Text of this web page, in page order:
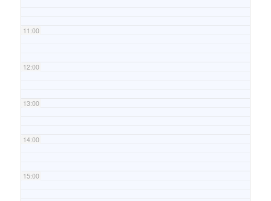
11:00
12:00
13:00
14:00
15:00